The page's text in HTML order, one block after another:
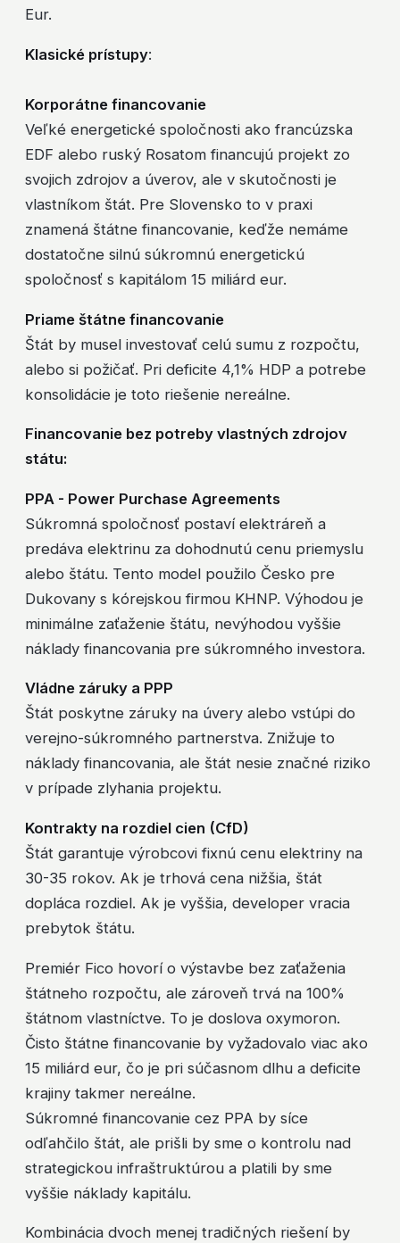
Eur.
Klasické prístupy:
Korporátne financovanie
Veľké energetické spoločnosti ako francúzska
EDF alebo ruský Rosatom financujú projekt zo
svojich zdrojov a úverov, ale v skutočnosti je
vlastníkom štát. Pre Slovensko to v praxi
znamená štátne financovanie, keďže nemáme
dostatočne silnú súkromnú energetickú
spoločnosť s kapitálom 15 miliárd eur.​
Priame štátne financovanie
Štát by musel investovať celú sumu z rozpočtu,
alebo si požičať. Pri deficite 4,1% HDP a potrebe
konsolidácie je toto riešenie nereálne.
Financovanie bez potreby vlastných zdrojov
státu:
PPA - Power Purchase Agreements
Súkromná spoločnosť postaví elektráreň a
predáva elektrinu za dohodnutú cenu priemyslu
alebo štátu. Tento model použilo Česko pre
Dukovany s kórejskou firmou KHNP. Výhodou je
minimálne zaťaženie štátu, nevýhodou vyššie
náklady financovania pre súkromného investora.
Vládne záruky a PPP
Štát poskytne záruky na úvery alebo vstúpi do
verejno-súkromného partnerstva. Znižuje to
náklady financovania, ale štát nesie značné riziko
v prípade zlyhania projektu.
Kontrakty na rozdiel cien (CfD)
Štát garantuje výrobcovi fixnú cenu elektriny na
30-35 rokov. Ak je trhová cena nižšia, štát
dopláca rozdiel. Ak je vyššia, developer vracia
prebytok štátu.
Premiér Fico hovorí o výstavbe bez zaťaženia
štátneho rozpočtu, ale zároveň trvá na 100%
štátnom vlastníctve. To je doslova oxymoron.
Čisto štátne financovanie by vyžadovalo viac ako
15 miliárd eur, čo je pri súčasnom dlhu a deficite
krajiny takmer nereálne.
Súkromné financovanie cez PPA by síce
odľahčilo štát, ale prišli by sme o kontrolu nad
strategickou infraštruktúrou a platili by sme
vyššie náklady kapitálu.
Kombinácia dvoch menej tradičných riešení by